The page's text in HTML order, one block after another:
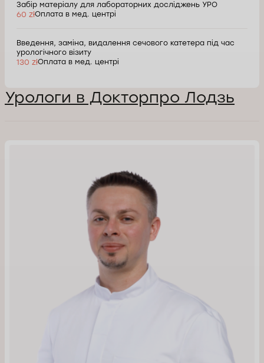
Забір матеріалу для лабораторних досліджень УРО
60 złОплата в мед. центрі
Введення, заміна, видалення сечового катетера під час
урологічного візиту
130 złОплата в мед. центрі
Урологи в Докторпро Лодзь